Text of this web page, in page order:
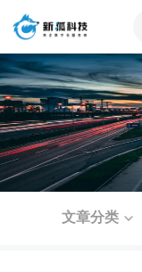
文章分类